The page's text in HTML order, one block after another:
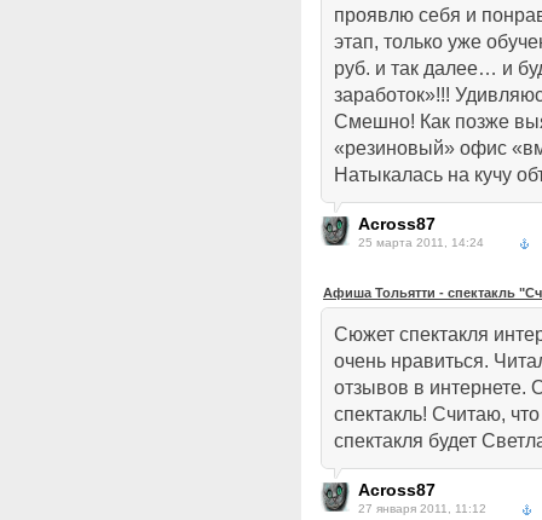
проявлю себя и
этап, только уже
руб. и так далее… и
заработок»!!!
Смешно! Как позже
«резиновый» офис
Натыкалась на кучу
Across87
25 марта 2011, 14:24
Афиша Тольятти - спектакль
Сюжет спектакля
очень нравиться.
отзывов в интернете.
спектакль! Считаю,
спектакля будет
Across87
27 января 2011, 11:12